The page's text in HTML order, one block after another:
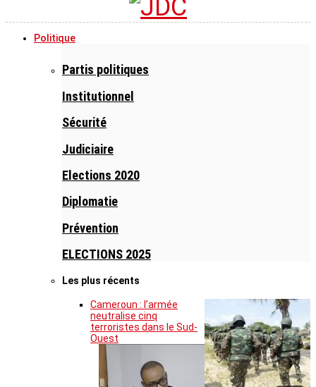
Politique
Partis politiques
Institutionnel
Sécurité
Judiciaire
Elections 2020
Diplomatie
Prévention
ELECTIONS 2025
Les plus récents
Cameroun : l’armée
neutralise cinq
terroristes dans le Sud-
Ouest